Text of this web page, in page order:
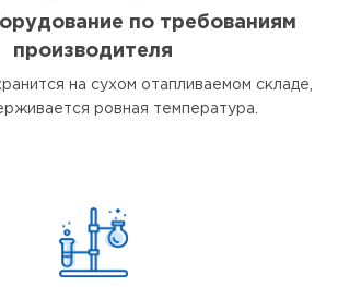
по требованиям
производителя
на сухом отапливаемом складе,
ровная температура.